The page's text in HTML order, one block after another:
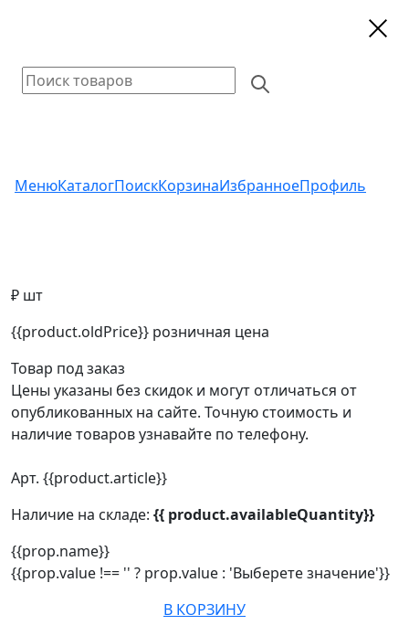
МенюКаталогПоискКорзинаИзбранноеПрофиль
₽ шт
{{product.oldPrice}} розничная цена
Товар под заказ
Цены указаны без скидок и могут отличаться от
опубликованных на сайте. Точную стоимость и
наличие товаров узнавайте по телефону.
Арт. {{product.article}}
Наличие на складе: {{ product.availableQuantity}}
{{prop.name}}
{{prop.value !== '' ? prop.value : 'Выберете значение'}}
В КОРЗИНУ